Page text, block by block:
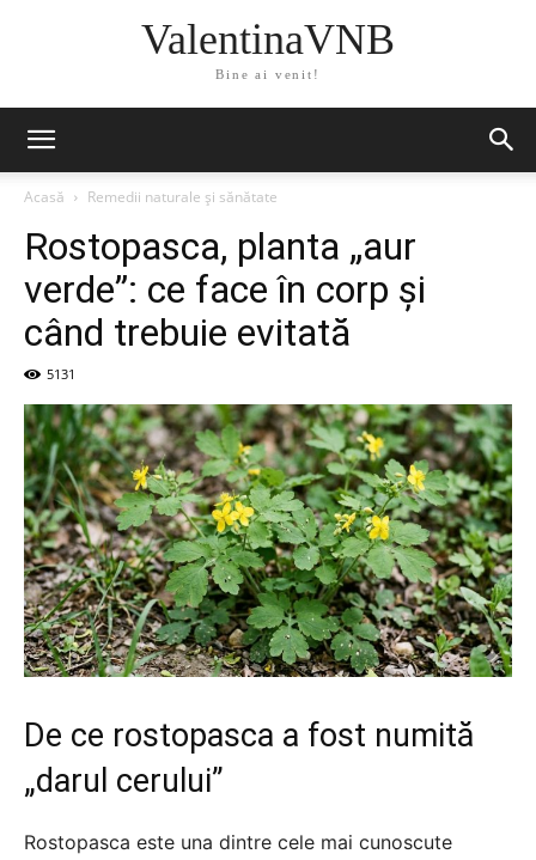
ValentinaVNB
Bine ai venit!
Acasă Remedii naturale și sănătate
Rostopasca, planta „aur
verde”: ce face în corp și
când trebuie evitată
5131
De ce rostopasca a fost numită
„darul cerului”
Rostopasca este una dintre cele mai cunoscute